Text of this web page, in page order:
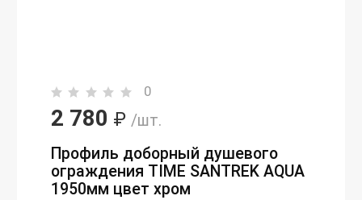
0
2 780 ₽ /шт.
Профиль доборный душевого
ограждения TIME SANTREK AQUA
1950мм цвет хром